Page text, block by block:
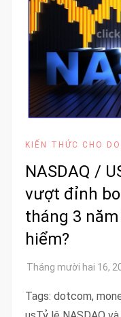
KIẾN THỨC CHO
NASDAQ /
vượt đỉnh
tháng 3
hiểm?
Tags: dotcom,